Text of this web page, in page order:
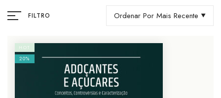
FILTRO Ordenar Por Mais Recente
HOT
20%